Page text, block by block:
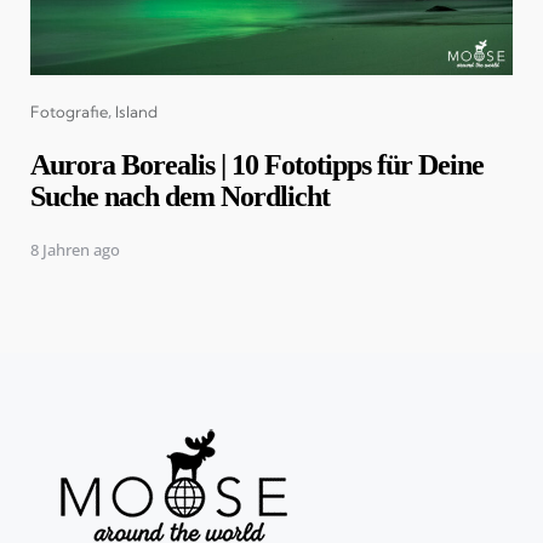
Categories
Fotografie Island
Aurora Borealis | 10 Fototipps für Deine
Suche nach dem Nordlicht
8 Jahren ago